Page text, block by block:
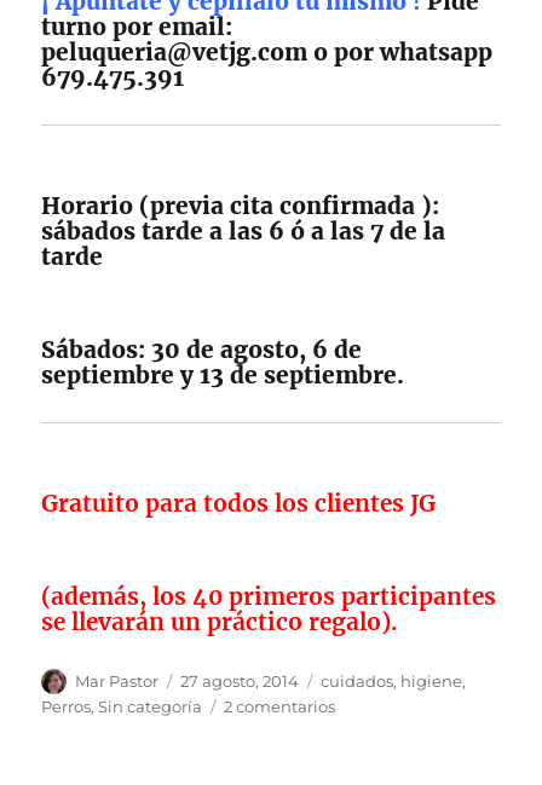
turno por email:
peluqueria@vetjg.com o por whatsapp
679.475.391
Horario (previa cita confirmada ):
sábados tarde a las 6 ó a las 7 de la
tarde
Sábados: 30 de agosto, 6 de
septiembre y 13 de septiembre.
Gratuito para todos los clientes JG
(además, los 40 primeros participantes
se llevarán un práctico regalo).
Autor
Mar Pastor
Publicado
el
27 agosto, 2014 Categorías
cuidados, higiene,
Perros,Sin categoría 2 comentariosen